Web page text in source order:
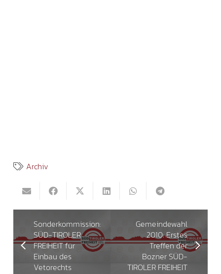
Archiv
Sonderkommission:
SÜD-TIROLER
FREIHEIT für
Einbau des
Vetorechts
Gemeindewahl
2010: Erstes
Treffen der
Bozner SÜD-
TIROLER FREIHEIT